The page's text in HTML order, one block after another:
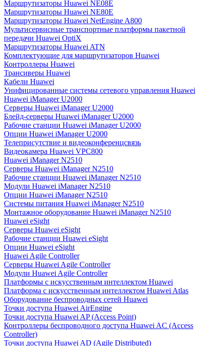
Маршрутизаторы Huawei NE08E
Маршрутизаторы Huawei NE80E
Маршрутизаторы Huawei NetEngine A800
Мультисервисные транспортные платформы пакетной
передачи Huawei OptiX
Маршрутизаторы Huawei ATN
Комплектующие для маршрутизаторов Huawei
Контроллеры Huawei
Трансиверы Huawei
Кабели Huawei
Унифицированные системы сетевого управления Huawei
Huawei iManager U2000
Серверы Huawei iManager U2000
Блейд-серверы Huawei iManager U2000
Рабочие станции Huawei iManager U2000
Опции Huawei iManager U2000
Телеприсутствие и видеоконференцсвязь
Видеокамера Huawei VPC800
Huawei iManager N2510
Серверы Huawei iManager N2510
Рабочие станции Huawei iManager N2510
Модули Huawei iManager N2510
Опции Huawei iManager N2510
Системы питания Huawei iManager N2510
Монтажное оборудование Huawei iManager N2510
Huawei eSight
Серверы Huawei eSight
Рабочие станции Huawei eSight
Опции Huawei eSight
Huawei Agile Controller
Серверы Huawei Agile Controller
Модули Huawei Agile Controller
Платформы с искусственным интеллектом Huawei
Платформа с искусственным интеллектом Huawei Atlas
Оборудование беспроводных сетей Huawei
Точки доступа Huawei AirEngine
Точки доступа Huawei AP (Access Point)
Контроллеры беспроводного доступа Huawei AC (Access
Controller)
Точки доступа Huawei AD (Agile Distributed)